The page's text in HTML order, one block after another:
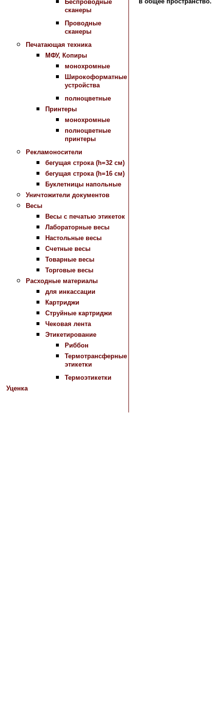
Беспроводные
сканеры
Проводные
сканеры
Печатающая техника
МФУ, Копиры
монохромные
Широкоформатные
устройства
полноцветные
Принтеры
монохромные
полноцветные
принтеры
Рекламоносители
бегущая строка (h=32 см)
бегущая строка (h=16 см)
Буклетницы напольные
Уничтожители документов
Весы
Весы с печатью этикеток
Лабораторные весы
Настольные весы
Счетные весы
Товарные весы
Торговые весы
Расходные материалы
для инкассации
Картриджи
Струйные картриджи
Чековая лента
Этикетирование
Риббон
Термотрансферные
этикетки
Термоэтикетки
Уценка